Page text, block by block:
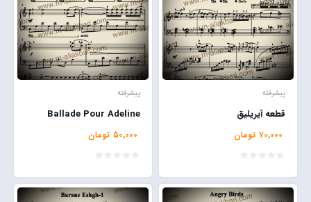
پیشرفته
قطعه آیریلیق
تومان
پیشرفته
Ballade Pour Adeline
تومان